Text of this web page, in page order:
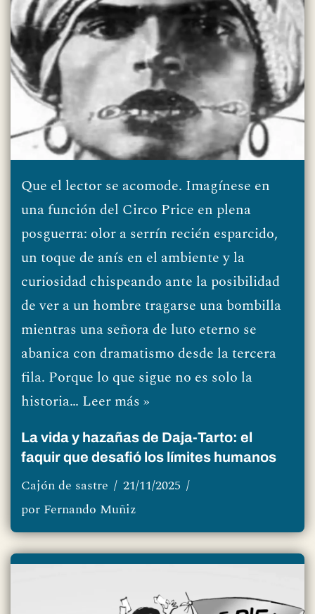
Que el lector se acomode. Imagínese en
una función del Circo Price en plena
posguerra: olor a serrín recién esparcido,
un toque de anís en el ambiente y la
curiosidad chispeando ante la posibilidad
de ver a un hombre tragarse una bombilla
mientras una señora de luto eterno se
abanica con dramatismo desde la tercera
fila. Porque lo que sigue no es solo la
historia… Leer más »
La vida y hazañas de Daja-Tarto: el
faquir que desafió los límites humanos
Cajón de sastre
21/11/2025
por Fernando Muñiz